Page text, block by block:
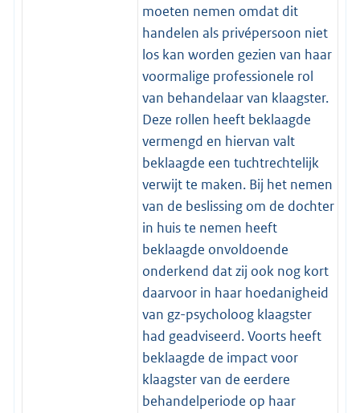
moeten nemen omdat dit
handelen als privépersoon niet
los kan worden gezien van haar
voormalige professionele rol
van behandelaar van klaagster.
Deze rollen heeft beklaagde
vermengd en hiervan valt
beklaagde een tuchtrechtelijk
verwijt te maken. Bij het nemen
van de beslissing om de dochter
in huis te nemen heeft
beklaagde onvoldoende
onderkend dat zij ook nog kort
daarvoor in haar hoedanigheid
van gz-psycholoog klaagster
had geadviseerd. Voorts heeft
beklaagde de impact voor
klaagster van de eerdere
behandelperiode op haar